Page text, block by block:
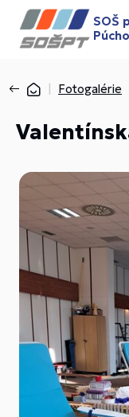
SOŠ
Fotogalérie